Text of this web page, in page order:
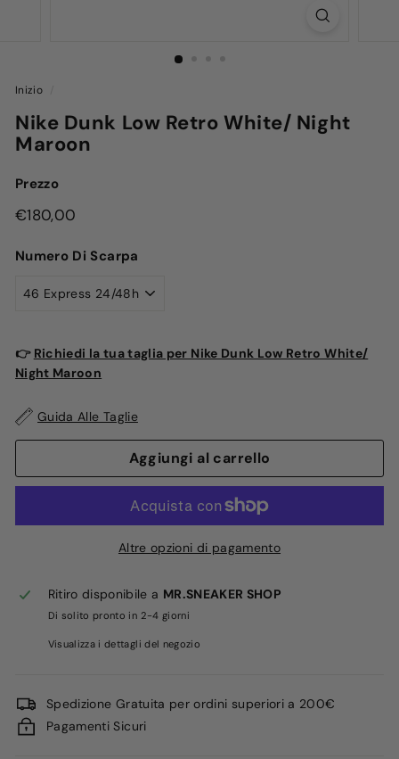
Inizio
Nike Dunk Low Retro White/ Night
Maroon
Prezzo
Prezzo
listino
€180,00
Numero Di Scarpa
👉 Richiedi la tua taglia per Nike Dunk Low Retro White/
Night Maroon
Guida Alle Taglie
Aggiungi al carrello
Altre opzioni di pagamento
Ritiro disponibile a MR.SNEAKER SHOP
Di solito pronto in 2-4 giorni
Visualizza i dettagli del negozio
Spedizione Gratuita per ordini superiori a 200€
Pagamenti Sicuri